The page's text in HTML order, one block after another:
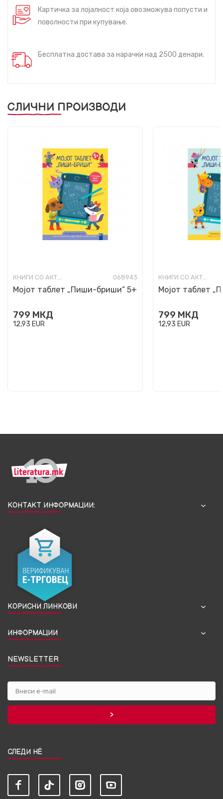
Картичка за лојалност која овозможува попусти и
поволности при купување.
Бесплатна достава за нарачки над 2500 денари.
СЛИЧНИ ПРОИЗВОДИ
КНИГИ СО АКТИВНОСТИ 068943
Мојот таблет „Пиши-бриши“ 5+
799 МКД
12,93 EUR
КНИГИ СО АКТИВНОСТИ
Мојот таблет
799 МКД
12,93 EUR
КОНТАКТ ИНФОРМАЦИИ:
КОРИСНИ ЛИНКОВИ
ИНФОРМАЦИИ
NEWSLETTER
СЛЕДИ НЀ